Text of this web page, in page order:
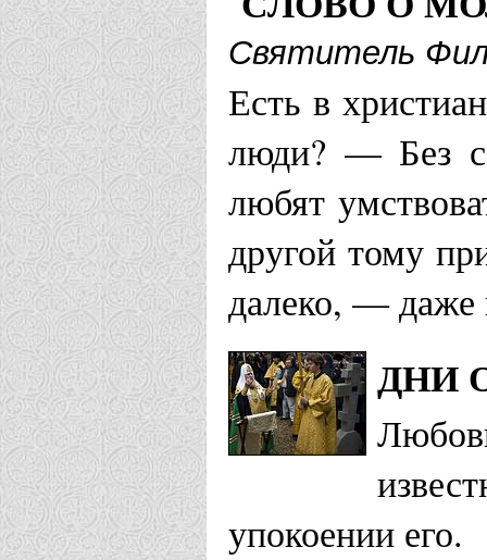
Святитель
Есть в
люди? — Без
любят
другой тому
далеко, — даже
ДНИ
упокоении его.